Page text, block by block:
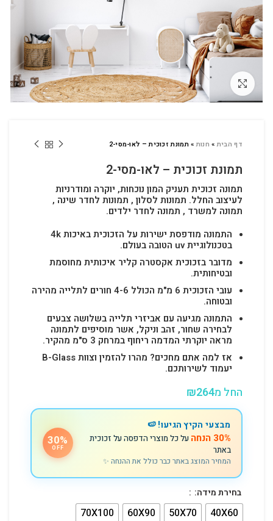
לחץ להגדלה
דף הבית» חנות»תמונת זכוכית – לאו-מסי-2
תמונת זכוכית – לאו-מסי-2
תמונה זכוכית תעניק המון נוכחות, יוקרה ומודרניות
לעיצוב החלל. תמונות לסלון , תמונות לחדר שינה ,
תמונה למשרד , תמונה לחדר ילדים.
התמונה מודפסת ישירות על הזכוכית באיכות 4k
בטכנולוגיית uv הטובה בעולם.
מדובר בזכוכית אקסטרה קליר איכותית מחוסמת
ובטיחותית.
עובי הזכוכית 6 מ"מ הכולל 4-6 חורים לתלייה מהירה
ובטוחה.
התמונה מגיעה עם אביזרי תלייה בשלושה צבעים
לבחירה שחור, זהב וניקל, אשר מוסיפים לתמונה
מראה יוקרתי המדמה ריחוף במרחק 3 ס"מ מהקיר.
אז למה אתם מחכים? מהרו להזמין וצוות B-Glass
יעמוד לשירותכם.
החל מ ₪264
מבצעי הקיץ הגיעו! 🍉
30% הנחה
על כל מוצרי הדפסה על זכוכית
באתר
המחיר המוצג באתר כבר כולל את ההנחה ✨
30%
OFF
בחירת מידה:
40X60
50X70
60X90
70X100